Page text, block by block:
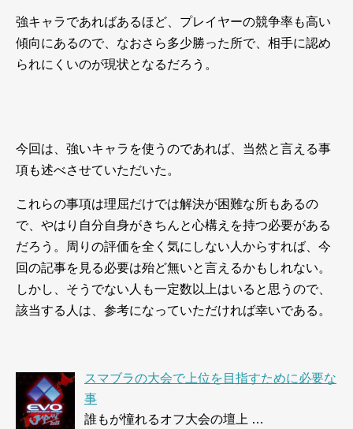
強キャラであればあるほど、プレイヤーの競争率も高い
傾向にあるので、なおさら多少勝った所で、相手に認め
られにくいのが現状となるだろう。
今回は、強いキャラを使うのであれば、当然と言える事
項も述べさせていただいた。
これらの事項は理屈だけでは解決が困難な所もあるの
で、やはり自分自身がきちんと心構えを持つ必要がある
だろう。周りの評価を全く気にしない人からすれば、今
回の記事を見る必要は殆ど無いと言えるかもしれない。
しかし、そうでない人も一定数以上はいると思うので、
該当する人は、参考になっていただければ幸いである。
スマブラの大会で上位を目指すために必要な
事
誰もが憧れるオフ大会の壇上 …